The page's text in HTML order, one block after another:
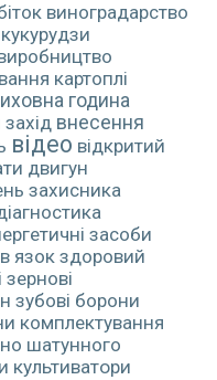
виноградарство
картоплі
година
внесення
відео відкритий
двигун
захисника
засоби
язок здоровий
зернові
зубові борони
комплектування
шатунного
культиватори